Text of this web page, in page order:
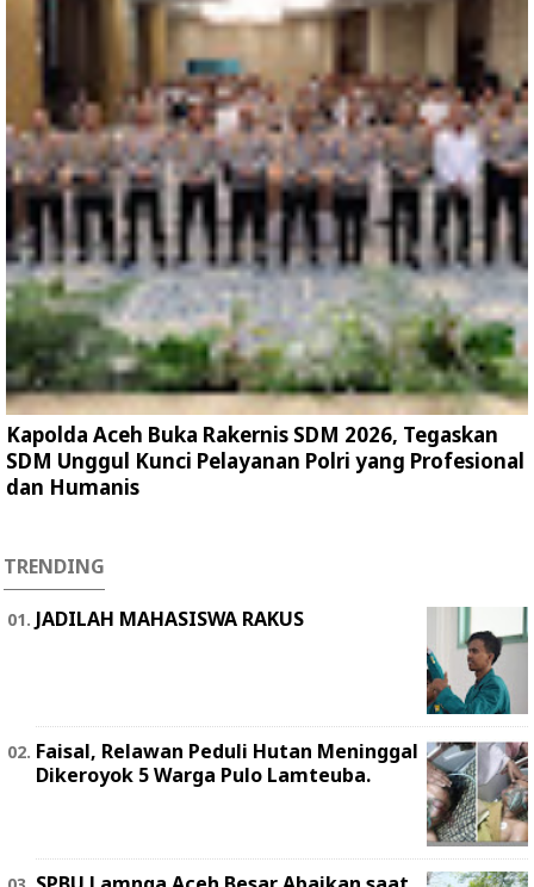
Kapolda Aceh Buka Rakernis SDM 2026, Tegaskan
SDM Unggul Kunci Pelayanan Polri yang Profesional
dan Humanis
TRENDING
JADILAH MAHASISWA RAKUS
Faisal, Relawan Peduli Hutan Meninggal
Dikeroyok 5 Warga Pulo Lamteuba.